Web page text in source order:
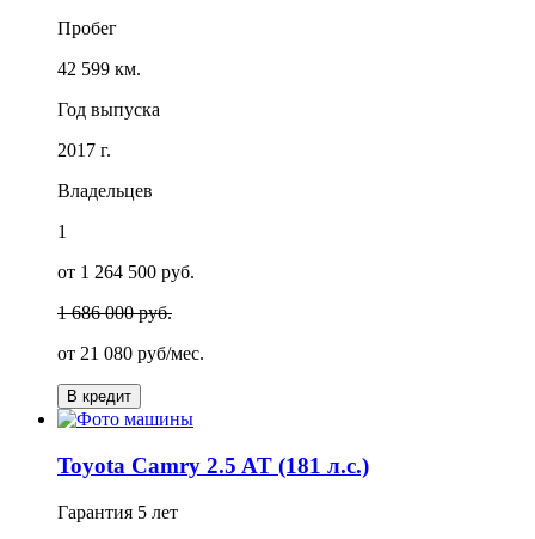
Пробег
42 599 км.
Год выпуска
2017 г.
Владельцев
1
от 1 264 500 руб.
1 686 000 руб.
от 21 080 руб/мес.
В кредит
Toyota Camry 2.5 AT (181 л.с.)
Гарантия 5 лет